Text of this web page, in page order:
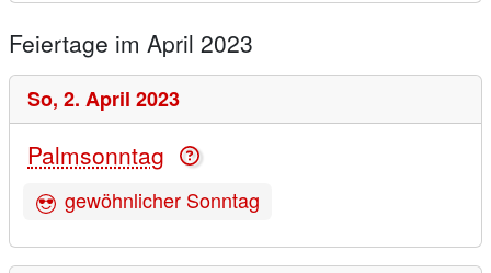
Feiertage im April 2023
So, 2. April 2023
Palmsonntag
gewöhnlicher Sonntag